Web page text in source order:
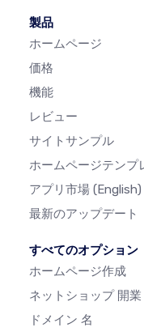
製品
ホームページ
価格
機能
レビュー
サイトサンプル
ホームページテンプ
アプリ市場 (English)
最新のアップデート
すべてのオプション
ホームページ作成
ネットショップ 開業
ドメイン 名